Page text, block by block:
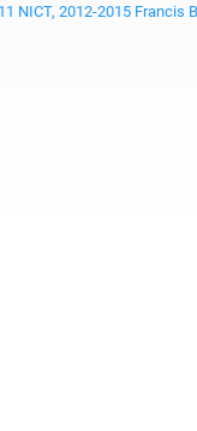
NICT, 2012-2015 Francis